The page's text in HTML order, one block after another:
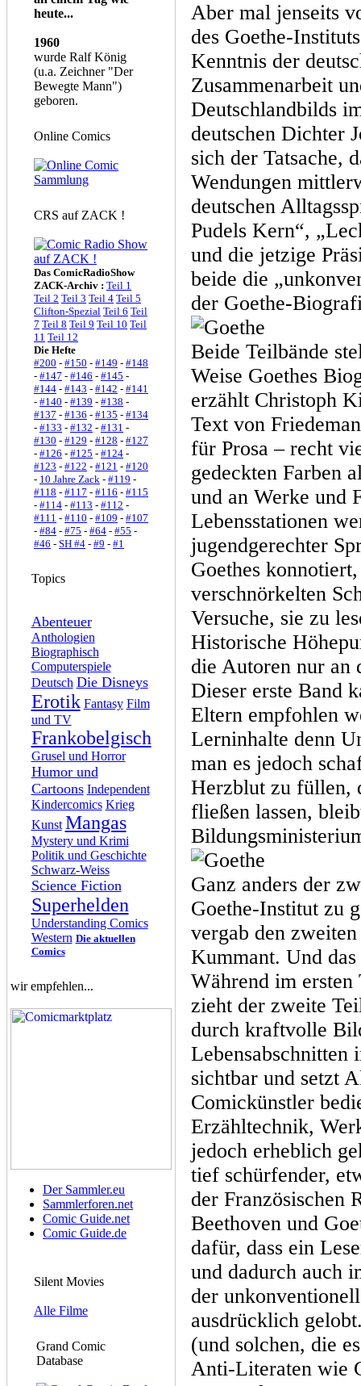
heute...
1960
wurde Ralf König
(u.a. Zeichner "Der
Bewegte Mann")
geboren.
Online Comics
CRS auf ZACK !
Das ComicRadioShow
ZACK-Archiv : Teil 1
Teil 2 Teil 3 Teil 4 Teil 5
Clifton-Spezial Teil 6 Teil
7 Teil 8 Teil 9 Teil 10 Teil
11 Teil 12
Die Hefte
#200 - #150 - #149 - #148
- #147 - #146 - #145 -
#144 - #143 - #142 - #141
- #140 - #139 - #138 -
#137 - #136 - #135 - #134
- #133 - #132 - #131 -
#130 - #129 - #128 - #127
- #126 - #125 - #124 -
#123 - #122 - #121 - #120
- 10 Jahre Zack - #119 -
#118 - #117 - #116 - #115
- #114 - #113 - #112 -
#111 - #110 - #109 - #107
- #84 - #75 - #64 - #55 -
#46 - SH #4 - #9 - #1
Topics
Abenteuer
Anthologien
Biographisch
Computerspiele
Deutsch Die Disneys
Erotik Fantasy Film
und TV
Frankobelgisch
Grusel und Horror
Humor und
Cartoons Independent
Kindercomics Krieg
Kunst Mangas
Mystery und Krimi
Politik und Geschichte
Schwarz-Weiss
Science Fiction
Superhelden
Understanding Comics
Western Die aktuellen
Comics
wir empfehlen...
Der Sammler.eu
Sammlerforen.net
Comic Guide.net
Comic Guide.de
Silent Movies
Alle Filme
Grand Comic
Database
Aber mal jenseits
des Goethe-
Kenntnis der
Zusammenarbeit
Deutschlandbilds
deutschen Dichter
sich der Tatsache,
Wendungen
deutschen
Pudels Kern“,
und die jetzige
beide die
der Goethe-
Beide Teilbände
Weise Goethes
erzählt Christoph
Text von
für Prosa – recht
gedeckten Farben
und an Werke und
Lebensstationen
jugendgerechter
Goethes
verschnörkelten
Versuche, sie zu
Historische
die Autoren nur an
Dieser erste Band
Eltern empfohlen
Lerninhalte denn
man es jedoch
Herzblut zu füllen,
fließen lassen,
Ganz anders der
Goethe-Institut zu
vergab den
Kummant. Und
Während im
zieht der zweite
durch kraftvolle
Lebensabschnitten
sichtbar und setzt
Comickünstler
Erzähltechnik,
jedoch erheblich
tief schürfender,
der Französischen
Beethoven und
dafür, dass ein
und dadurch auch
der
ausdrücklich
(und solchen, die
Anti-Literaten wie